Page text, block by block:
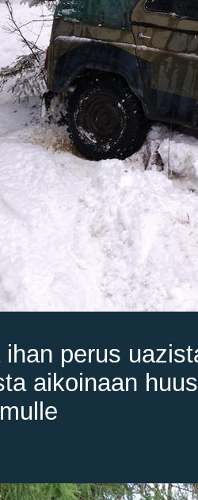
perus
aikoinaan